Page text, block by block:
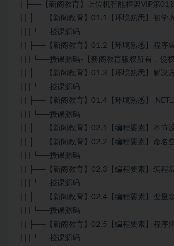
| ├──【新阁教育】上位机智能框架VIP第01
| | ├──【新阁教育】01.1【环境熟悉】初学
| | | └──授课源码
| | ├──【新阁教育】01.2【环境熟悉】程序
| | | └──授课源码-【新阁教育版权所有，侵权
| | ├──【新阁教育】01.3【环境熟悉】解决
| | | └──授课源码
| | ├──【新阁教育】01.4【环境熟悉】.NET
| | | └──授课源码
| | ├──【新阁教育】02.1【编程要素】本节
| | ├──【新阁教育】02.2【编程要素】命名
| | | └──授课源码
| | ├──【新阁教育】02.3【编程要素】编程
| | | └──授课源码
| | ├──【新阁教育】02.4【编程要素】变量
| | | └──授课源码
| | ├──【新阁教育】02.5【编程要素】程序
| | | └──授课源码